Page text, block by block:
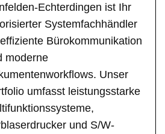
Echterdingen ist Ihr
Systemfachhändler
Bürokommunikation
moderne
Unser
umfasst leistungsstarke
und S/W-